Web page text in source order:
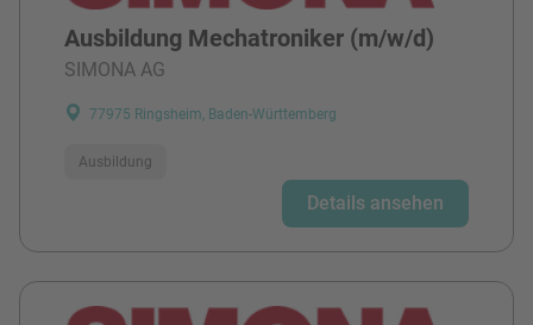
Ausbildung Mechatroniker (m/w/d)
SIMONA AG
77975 Ringsheim, Baden-Württemberg
Ausbildung
Details ansehen